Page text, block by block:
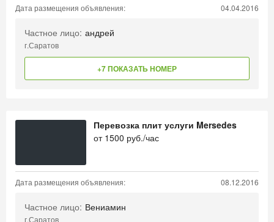
Дата размещения объявления: 04.04.2016
Частное лицо: андрей
г.Саратов
+7 ПОКАЗАТЬ НОМЕР
Перевозка плит услуги Mersedes
от 1500 руб./час
Дата размещения объявления: 08.12.2016
Частное лицо: Вениамин
г.Саратов